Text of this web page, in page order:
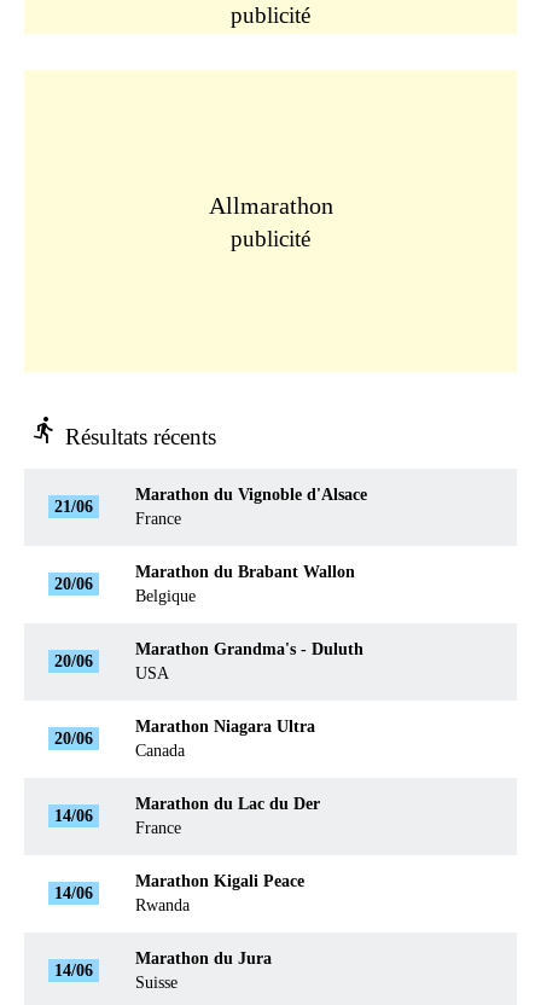
publicité
Allmarathon
publicité
directions_run Résultats récents
21/06
Marathon du Vignoble d'Alsace
France
20/06
Marathon du Brabant Wallon
Belgique
20/06
Marathon Grandma's - Duluth
USA
20/06
Marathon Niagara Ultra
Canada
14/06
Marathon du Lac du Der
France
14/06
Marathon Kigali Peace
Rwanda
14/06
Marathon du Jura
Suisse